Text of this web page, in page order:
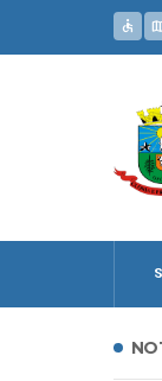
accessible